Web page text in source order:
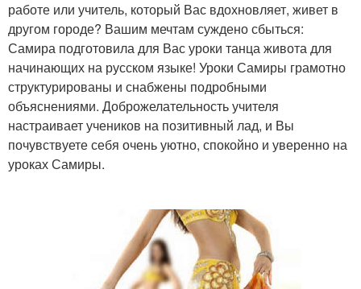
работе или учитель, который Вас вдохновляет, живет в
другом городе? Вашим мечтам суждено сбыться:
Самира подготовила для Вас уроки танца живота для
начинающих на русском языке! Уроки Самиры грамотно
структурированы и снабжены подробными
объяснениями. Доброжелательность учителя
настраивает учеников на позитивный лад, и Вы
почувствуете себя очень уютно, спокойно и уверенно на
уроках Самиры.